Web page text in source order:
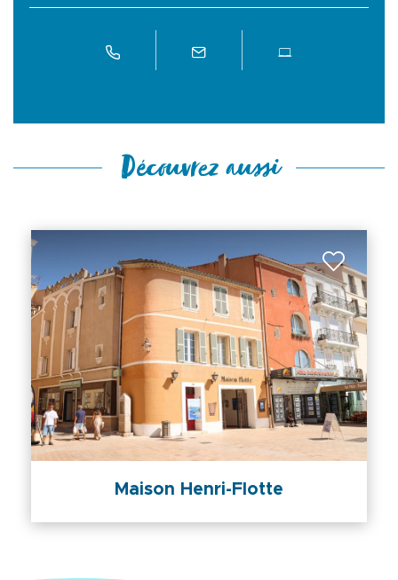
Découvrez aussi
Maison Henri-Flotte